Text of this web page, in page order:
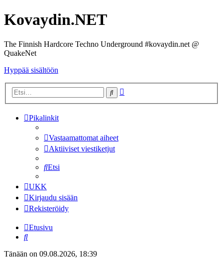
Kovaydin.NET
The Finnish Hardcore Techno Underground #kovaydin.net @
QuakeNet
Hyppää sisältöön
Etsi
Pikalinkit
Vastaamattomat aiheet
Aktiiviset viestiketjut
Etsi
UKK
Kirjaudu sisään
Rekisteröidy
Etusivu
Etsi
Tänään on 09.08.2026, 18:39